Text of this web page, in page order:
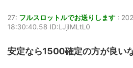
27: フルスロットルでお送りします :
18:30:40.58 ID:LJjIMLtL0
安定なら1500確定の方が良い